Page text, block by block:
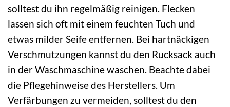
solltest du ihn regelmäßig reinigen. Flecken
lassen sich oft mit einem feuchten Tuch und
etwas milder Seife entfernen. Bei hartnäckigen
Verschmutzungen kannst du den Rucksack auch
in der Waschmaschine waschen. Beachte dabei
die Pflegehinweise des Herstellers. Um
Verfärbungen zu vermeiden, solltest du den